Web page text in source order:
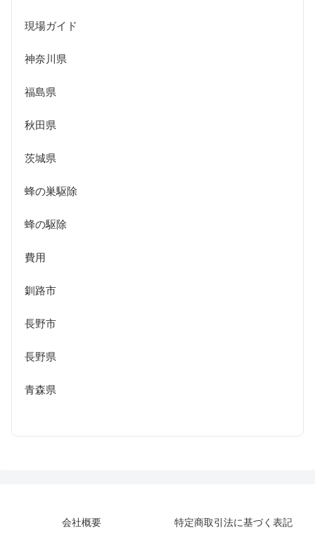
現場ガイド
神奈川県
福島県
秋田県
茨城県
蜂の巣駆除
蜂の駆除
費用
釧路市
長野市
長野県
青森県
会社概要 特定商取引法に基づく表記